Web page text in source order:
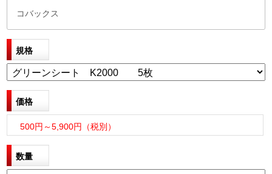
コバックス
規格
価格
500円～5,900円（税別）
数量